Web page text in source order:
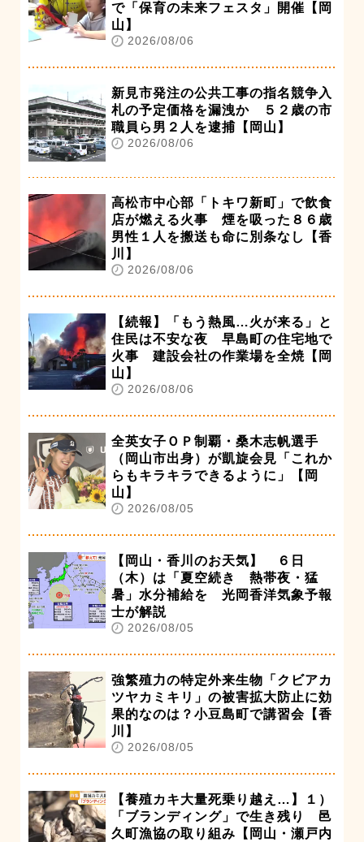
で「保育の未来フェスタ」開催【岡
山】
2026/08/06
新見市発注の公共工事の指名競争入
札の予定価格を漏洩か ５２歳の市
職員ら男２人を逮捕【岡山】
2026/08/06
高松市中心部「トキワ新町」で飲食
店が燃える火事 煙を吸った８６歳
男性１人を搬送も命に別条なし【香
川】
2026/08/06
【続報】「もう熱風…火が来る」と
住民は不安な夜 早島町の住宅地で
火事 建設会社の作業場を全焼【岡
山】
2026/08/06
全英女子ＯＰ制覇・桑木志帆選手
（岡山市出身）が凱旋会見「これか
らもキラキラできるように」【岡
山】
2026/08/05
【岡山・香川のお天気】 ６日
（木）は「夏空続き 熱帯夜・猛
暑」水分補給を 光岡香洋気象予報
士が解説
2026/08/05
強繁殖力の特定外来生物「クビアカ
ツヤカミキリ」の被害拡大防止に効
果的なのは？小豆島町で講習会【香
川】
2026/08/05
【養殖カキ大量死乗り越え…】１）
「ブランディング」で生き残り 邑
久町漁協の取り組み【岡山・瀬戸内